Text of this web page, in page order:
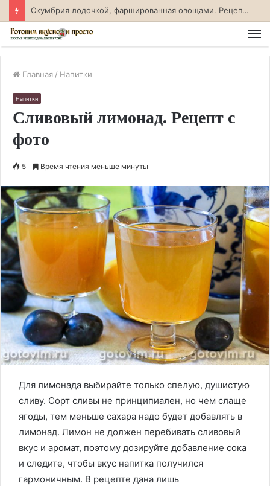
Скумбрия лодочкой, фаршированная овощами. Рецепт с фото
Главная / Напитки
Напитки
Сливовый лимонад. Рецепт с
фото
5 Время чтения меньше минуты
Для лимонада выбирайте только спелую, душистую
сливу. Сорт сливы не принципиален, но чем слаще
ягоды, тем меньше сахара надо будет добавлять в
лимонад. Лимон не должен перебивать сливовый
вкус и аромат, поэтому дозируйте добавление сока
и следите, чтобы вкус напитка получился
гармоничным. В рецепте дана лишь